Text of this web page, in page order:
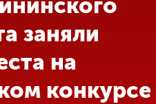
заняли
на
конкурсе